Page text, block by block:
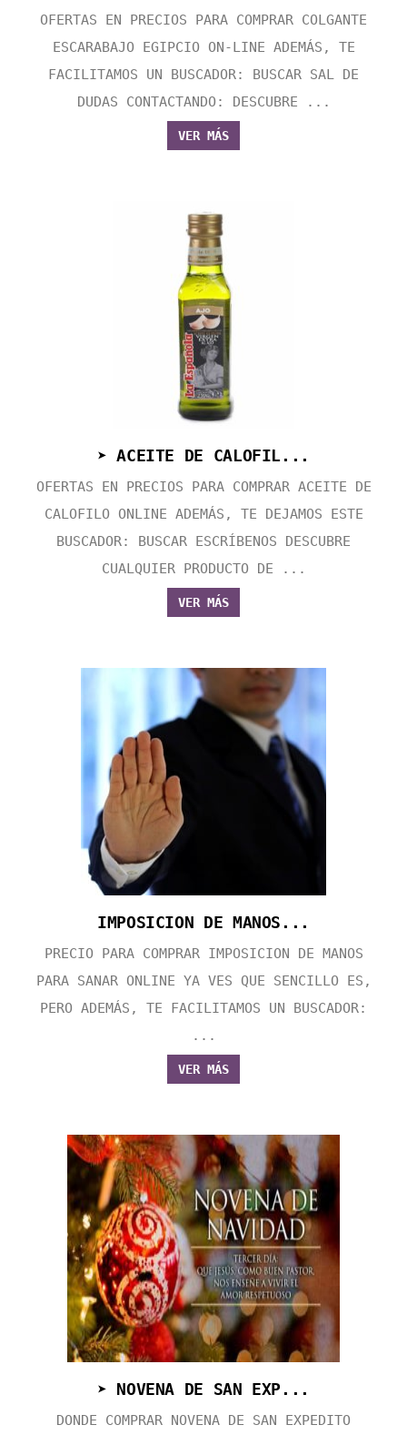
OFERTAS EN PRECIOS PARA COMPRAR COLGANTE
ESCARABAJO EGIPCIO ON-LINE ADEMÁS, TE
FACILITAMOS UN BUSCADOR: BUSCAR SAL DE
DUDAS CONTACTANDO: DESCUBRE ...
VER MÁS
➤ ACEITE DE CALOFIL...
OFERTAS EN PRECIOS PARA COMPRAR ACEITE DE
CALOFILO ONLINE ADEMÁS, TE DEJAMOS ESTE
BUSCADOR: BUSCAR ESCRÍBENOS DESCUBRE
CUALQUIER PRODUCTO DE ...
VER MÁS
IMPOSICION DE MANOS...
PRECIO PARA COMPRAR IMPOSICION DE MANOS
PARA SANAR ONLINE YA VES QUE SENCILLO ES,
PERO ADEMÁS, TE FACILITAMOS UN BUSCADOR:
...
VER MÁS
➤ NOVENA DE SAN EXP...
DONDE COMPRAR NOVENA DE SAN EXPEDITO